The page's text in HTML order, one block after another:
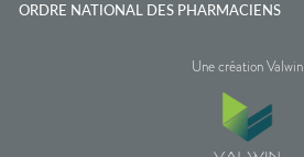
ORDRE NATIONAL DES PHARMACIENS
Une création Valwin